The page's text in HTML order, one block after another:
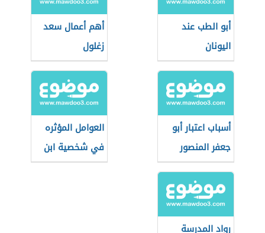
أبو الطب عند
اليونان
أهم أعمال سعد
زغلول
أسباب اعتبار أبو
جعفر المنصور
المؤسس
الحقيقي للدولة
العباسية
العوامل المؤثره
في شخصية ابن
الرومي
رواد المدرسة